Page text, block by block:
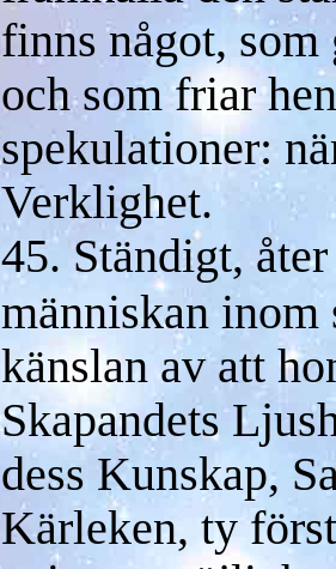
finns något,
och som friar
spekulationer:
Verklighet.
45. Ständigt,
människan inom
känslan av att
Skapandets
dess Kunskap,
Kärleken, ty